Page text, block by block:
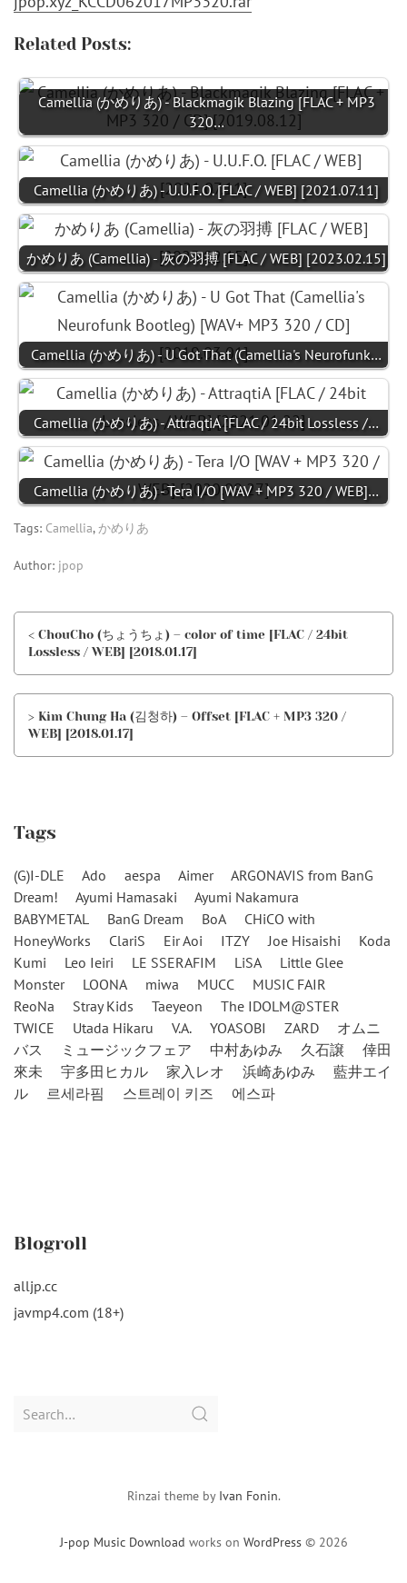
Related Posts:
Camellia (かめりあ) - Blackmagik Blazing [FLAC + MP3
320…
Camellia (かめりあ) - U.U.F.O. [FLAC / WEB] [2021.07.11]
かめりあ (Camellia) - 灰の羽搏 [FLAC / WEB] [2023.02.15]
Camellia (かめりあ) - U Got That (Camellia's Neurofunk…
Camellia (かめりあ) - AttraqtiA [FLAC / 24bit Lossless /…
Camellia (かめりあ) - Tera I/O [WAV + MP3 320 / WEB]…
Tags: Camellia,かめりあ
Author: jpop
< ChouCho (ちょうちょ) – color of time [FLAC / 24bit
Lossless / WEB] [2018.01.17]
> Kim Chung Ha (김청하) – Offset [FLAC + MP3 320 /
WEB] [2018.01.17]
Tags
(G)I-DLE Ado aespa Aimer
ARGONAVIS from BanG
Dream!
Ayumi Hamasaki
Ayumi Nakamura
BABYMETAL
BanG Dream BoA
CHiCO with
HoneyWorks
ClariS Eir Aoi ITZY Joe Hisaishi
Koda
Kumi
Leo Ieiri LE SSERAFIM LiSA
Little Glee
Monster
LOONA miwa MUCC
MUSIC FAIR
ReoNa
Stray Kids Taeyeon
The IDOLM@STER
TWICE
Utada Hikaru V.A. YOASOBI ZARD
オムニ
バス
ミュージックフェア 中村あゆみ 久石譲
倖田
來未
宇多田ヒカル 家入レオ 浜崎あゆみ
藍井エイ
ル
르세라핌 스트레이 키즈 에스파
Blogroll
alljp.cc
javmp4.com (18+)
Search
J-pop Music Download works on WordPress © 2026
Rinzai theme by Ivan Fonin.